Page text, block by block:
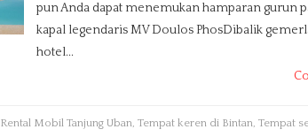
pun Anda dapat menemukan hamparan gurun
kapal legendaris MV Doulos PhosDibalik
hotel...
Rental Mobil Tanjung Uban, Tempat keren di Bintan, Tempat